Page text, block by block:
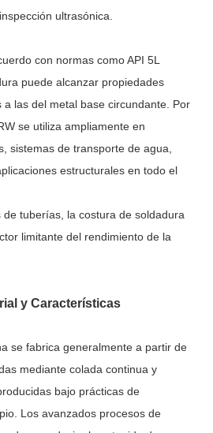
ultrasónica.
con normas como API 5L
puede alcanzar propiedades
a las del metal base circundante. Por
se utiliza ampliamente en
sistemas de transporte de agua,
estructurales en todo el
de tuberías, la costura de soldadura
limitante del rendimiento de la
y Características
se fabrica generalmente a partir de
mediante colada continua y
bajo prácticas de
Los avanzados procesos de